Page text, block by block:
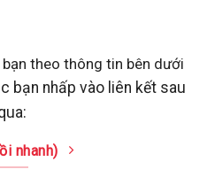
theo thông tin bên dưới
bạn nhấp vào liên kết sau
nhanh)